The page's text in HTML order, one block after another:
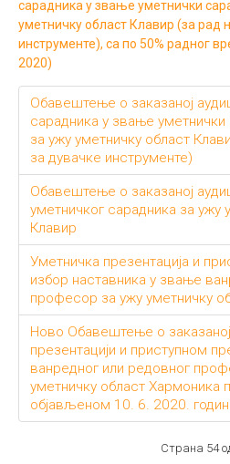
сарадника у звање уметнички
уметничку област Клавир (за рад
инструменте), са по 50% радног
2020)
Обавештење о заказаној
сарадника у звање уметнички
за ужу уметничку област
за дувачке инструменте)
Обавештење о заказаној
уметничког сарадника за ужу
Клавир
Уметничка презентација и
избор наставника у звање
професор за ужу уметничку
Ново Обавештење о
презентацији и приступном
ванредног или редовног
уметничку област Хармоника
објављеном 10. 6. 2020.
Страна 54